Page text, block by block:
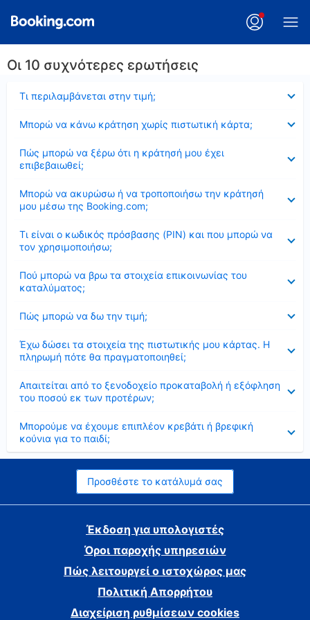
Οι 10 συχνότερες ερωτήσεις
Τι περιλαμβάνεται στην τιμή;
Μπορώ να κάνω κράτηση χωρίς πιστωτική κάρτα;
Πώς μπορώ να ξέρω ότι η κράτησή μου έχει
επιβεβαιωθεί;
Μπορώ να ακυρώσω ή να τροποποιήσω την κράτησή
μου μέσω της Booking.com;
Τι είναι ο κωδικός πρόσβασης (PIN) και που μπορώ να
τον χρησιμοποιήσω;
Πού μπορώ να βρω τα στοιχεία επικοινωνίας του
καταλύματος;
Πώς μπορώ να δω την τιμή;
Έχω δώσει τα στοιχεία της πιστωτικής μου κάρτας. Η
πληρωμή πότε θα πραγματοποιηθεί;
Απαιτείται από το ξενοδοχείο προκαταβολή ή εξόφληση
του ποσού εκ των προτέρων;
Μπορούμε να έχουμε επιπλέον κρεβάτι ή βρεφική
κούνια για το παιδί;
Προσθέστε το κατάλυμά σας
Έκδοση για υπολογιστές
Όροι παροχής υπηρεσιών
Πώς λειτουργεί ο ιστοχώρος μας
Πολιτική Απορρήτου
Διαχείριση ρυθμίσεων cookies